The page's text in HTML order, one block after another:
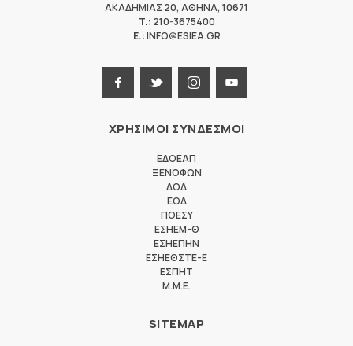
ΑΚΑΔΗΜΙΑΣ 20, ΑΘΗΝΑ, 10671
T.: 210-3675400
E.:INFO@ESIEA.GR
ΧΡΗΣΙΜΟΙ ΣΥΝΔΕΣΜΟΙ
ΕΔΟΕΑΠ
ΞΕΝΟΦΩΝ
ΔΟΔ
ΕΟΔ
ΠΟΕΣΥ
ΕΣΗΕΜ-Θ
ΕΣΗΕΠΗΝ
ΕΣΗΕΘΣΤΕ-Ε
ΕΣΠΗΤ
M.M.E.
SITEMAP